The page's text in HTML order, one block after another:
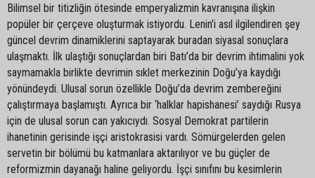
Bilimsel bir titizliğin ötesinde emperyalizmin kavranışına ilişkin
popüler bir çerçeve oluşturmak istiyordu. Lenin’i asıl ilgilendiren şey
güncel devrim dinamiklerini saptayarak buradan siyasal sonuçlara
ulaşmaktı. İlk ulaştığı sonuçlardan biri Batı’da bir devrim ihtimalini yok
saymamakla birlikte devrimin sıklet merkezinin Doğu’ya kaydığı
yönündeydi. Ulusal sorun özellikle Doğu’da devrim zembereğini
çalıştırmaya başlamıştı. Ayrıca bir ‘halklar hapishanesi’ saydığı Rusya
için de ulusal sorun can yakıcıydı. Sosyal Demokrat partilerin
ihanetinin gerisinde işçi aristokrasisi vardı. Sömürgelerden gelen
servetin bir bölümü bu katmanlara aktarılıyor ve bu güçler de
reformizmin dayanağı haline geliyordu. İşçi sınıfını bu kesimlerin